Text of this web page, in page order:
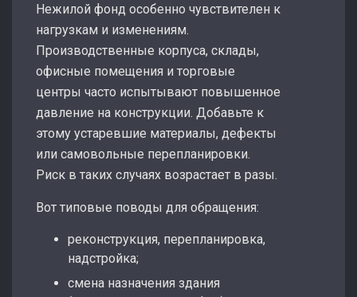
Нежилой фонд особенно чувствителен к
нагрузкам и изменениям.
Производственные корпуса, склады,
офисные помещения и торговые
центры часто испытывают повышенное
давление на конструкции. Добавьте к
этому устаревшие материалы, дефекты
или самовольные перепланировки.
Риск в таких случаях возрастает в разы.
Вот типовые поводы для обращения:
реконструкция, перепланировка,
надстройка;
смена назначения здания